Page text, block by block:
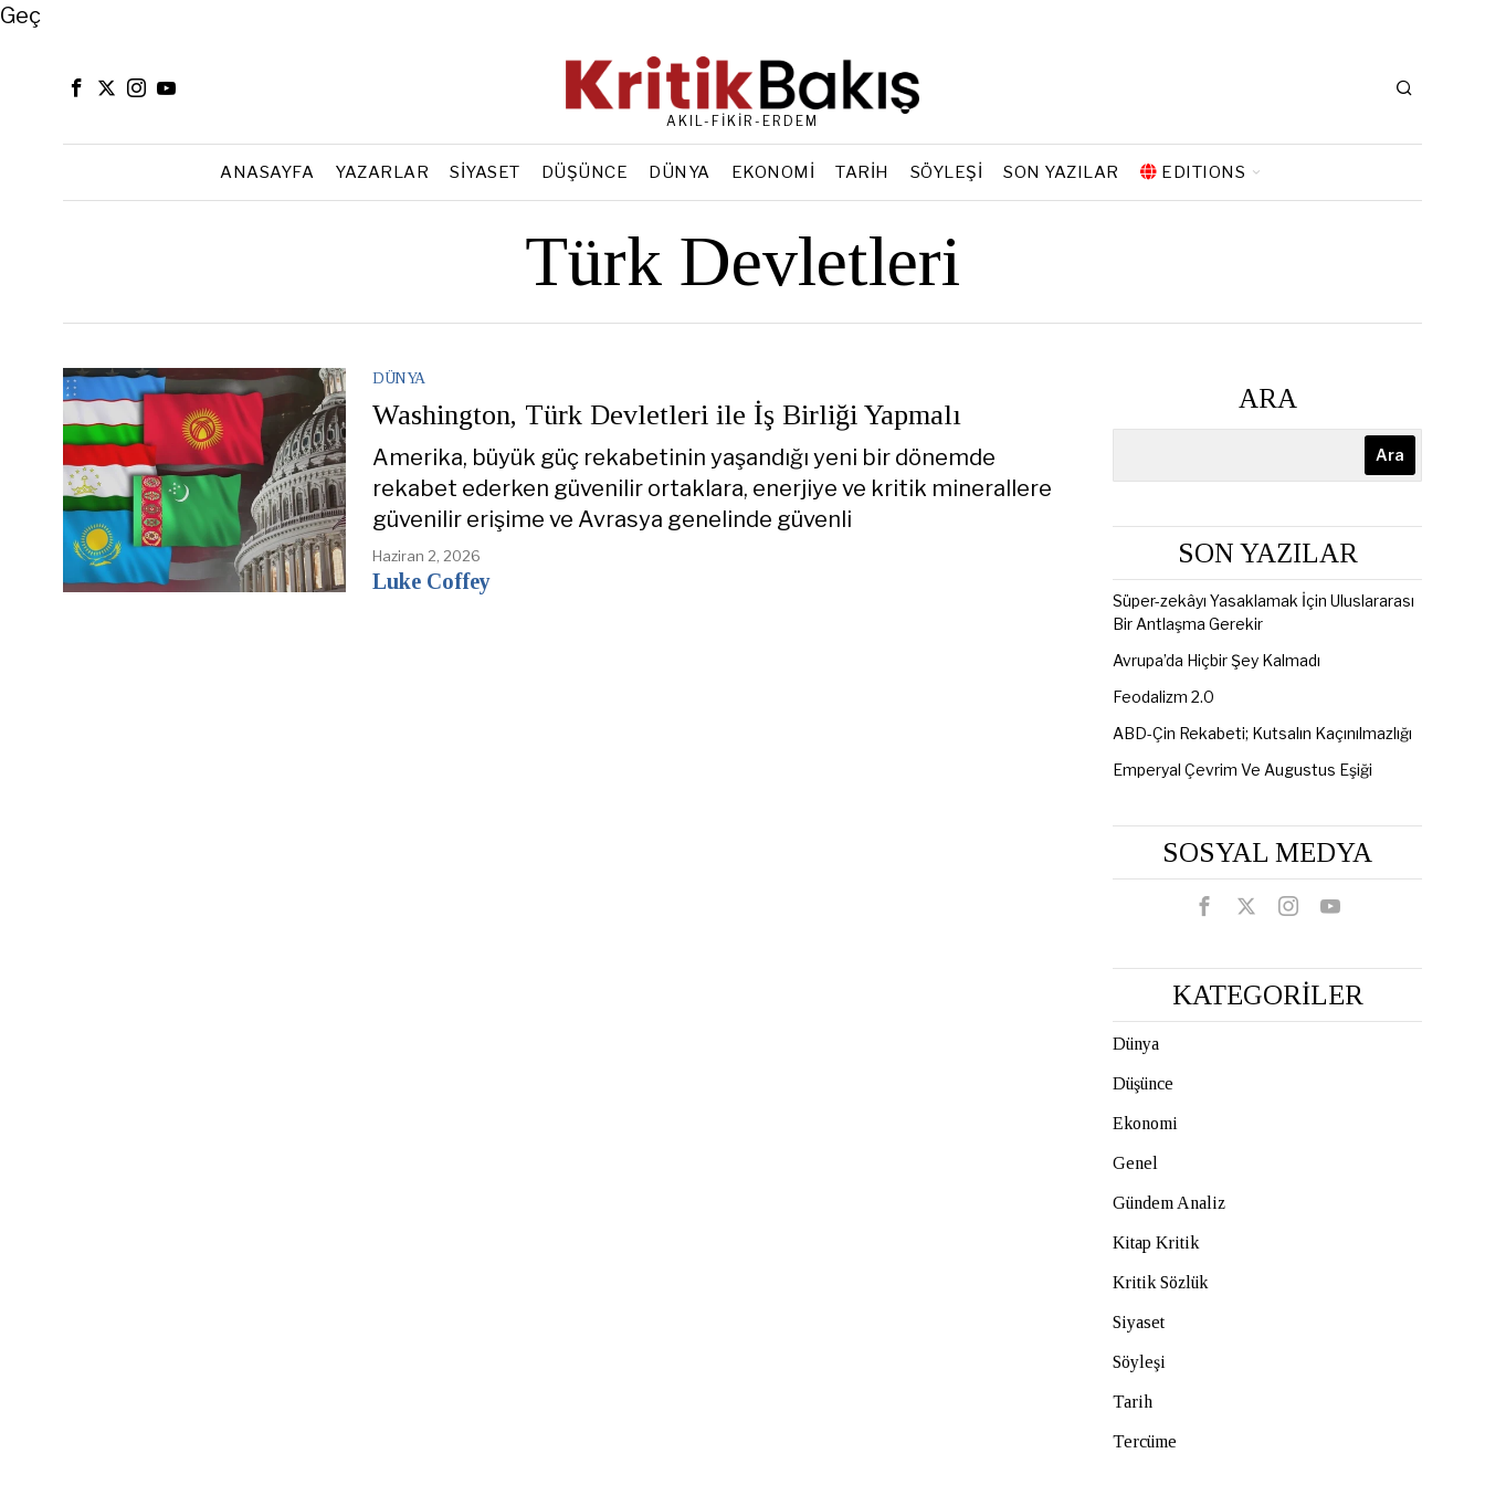
Close
Geç
AKIL-FİKİR-ERDEM
ANASAYFA YAZARLAR SIYASET DÜŞÜNCE DÜNYA EKONOMI TARIH SÖYLEŞI SON YAZILAR EDITIONS
Türk Devletleri
DÜNYA
Washington, Türk Devletleri ile İş Birliği Yapmalı
Amerika, büyük güç rekabetinin yaşandığı yeni bir dönemde
rekabet ederken güvenilir ortaklara, enerjiye ve kritik minerallere
güvenilir erişime ve Avrasya genelinde güvenli
Haziran 2, 2026
Luke Coffey
ARA
Ara
SON YAZILAR
Süper-zekâyı Yasaklamak İçin Uluslararası
Bir Antlaşma Gerekir
Avrupa’da Hiçbir Şey Kalmadı
Feodalizm 2.0
ABD-Çin Rekabeti; Kutsalın Kaçınılmazlığı
Emperyal Çevrim Ve Augustus Eşiği
SOSYAL MEDYA
KATEGORİLER
Dünya
Düşünce
Ekonomi
Genel
Gündem Analiz
Kitap Kritik
Kritik Sözlük
Siyaset
Söyleşi
Tarih
Tercüme